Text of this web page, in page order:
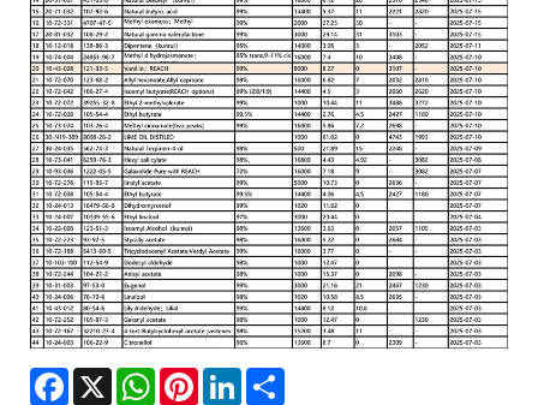
Facebook
X WhatsAppPinterestLinkedIn